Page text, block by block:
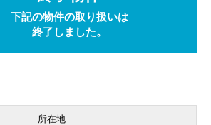
下記の物件の取り扱いは
終了しました。
所在地